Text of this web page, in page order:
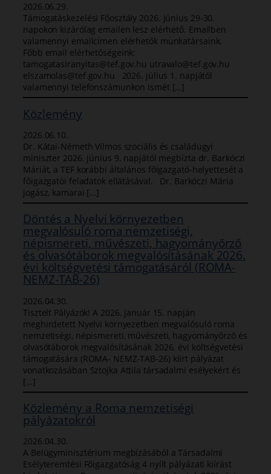
2026.06.29.
Támogatáskezelési Főosztály 2026. június 29-30.
napokon kizárólag emailen lesz elérhető. Emailben
valamennyi emailcímen elérhetők munkatársaink.
Főbb email elérhetőségeink:
tamogatasiranyitas@tef.gov.hu utravalo@tef.gov.hu
elszamolas@tef.gov.hu 2026. július 1. napjától
valamennyi telefonszámunkon ismét […]
Közlemény
2026.06.10.
Dr. Kátai-Németh Vilmos szociális és családügyi
miniszter 2026. június 9. napjától megbízta dr. Barkóczi
Máriát, a TEF korábbi általános főigazgató-helyettesét a
főigazgatói feladatok ellátásával. Dr. Barkóczi Mária
jogász, kamarai […]
Döntés a Nyelvi környezetben
megvalósuló roma nemzetiségi,
népismereti, művészeti, hagyományőrző
és olvasótáborok megvalósításának 2026.
évi költségvetési támogatásáról (ROMA-
NEMZ-TAB-26)
2026.04.30.
Tisztelt Pályázók! A 2026. január 15. napján
meghirdetett Nyelvi környezetben megvalósuló roma
nemzetiségi, népismereti, művészeti, hagyományőrző és
olvasótáborok megvalósításának 2026. évi költségvetési
támogatására (ROMA- NEMZ-TAB-26) kiírt pályázat
vonatkozásában Sztojka Attila társadalmi esélyekért és
[…]
Közlemény a Roma nemzetiségi
pályázatokról
2026.04.30.
A Belügyminisztérium megbízásából a Társadalmi
Esélyteremtési Főigazgatóság 4 nyílt pályázati kiírást